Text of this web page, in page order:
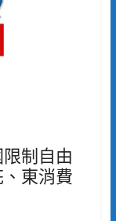
制自由
東消費